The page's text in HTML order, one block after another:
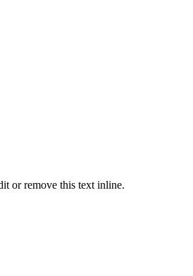
or remove this text inline.